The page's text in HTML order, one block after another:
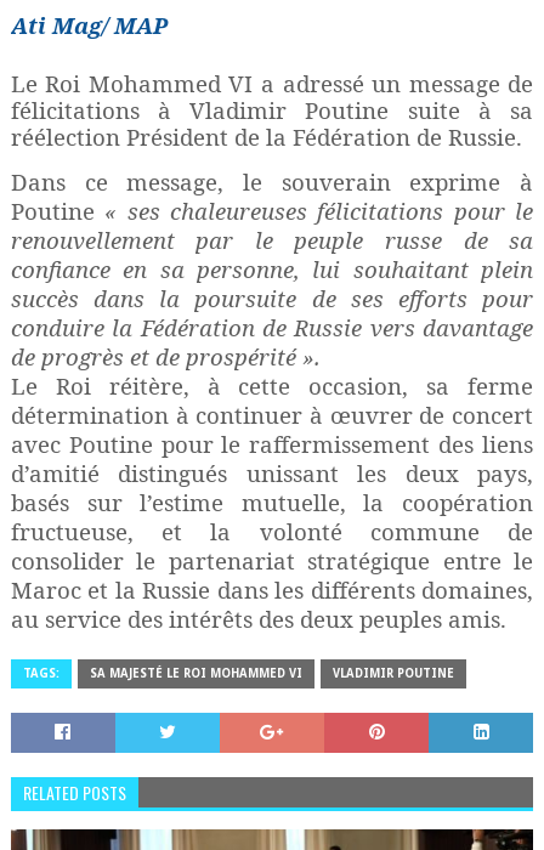
Ati Mag/ MAP
Le Roi Mohammed VI a adressé un message de
félicitations à Vladimir Poutine suite à sa
réélection Président de la Fédération de Russie.
Dans ce message, le souverain exprime à
Poutine « ses chaleureuses félicitations pour le
renouvellement par le peuple russe de sa
confiance en sa personne, lui souhaitant plein
succès dans la poursuite de ses efforts pour
conduire la Fédération de Russie vers davantage
de progrès et de prospérité ».
Le Roi réitère, à cette occasion, sa ferme
détermination à continuer à œuvrer de concert
avec Poutine pour le raffermissement des liens
d’amitié distingués unissant les deux pays,
basés sur l’estime mutuelle, la coopération
fructueuse, et la volonté commune de
consolider le partenariat stratégique entre le
Maroc et la Russie dans les différents domaines,
au service des intérêts des deux peuples amis.
TAGS: SA MAJESTÉ LE ROI MOHAMMED VI VLADIMIR POUTINE
RELATED POSTS